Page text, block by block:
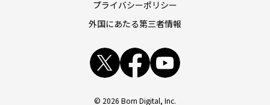
プライバシーポリシー
外国にあたる第三者情報
x facebook
© 2026 Born Digital, Inc.